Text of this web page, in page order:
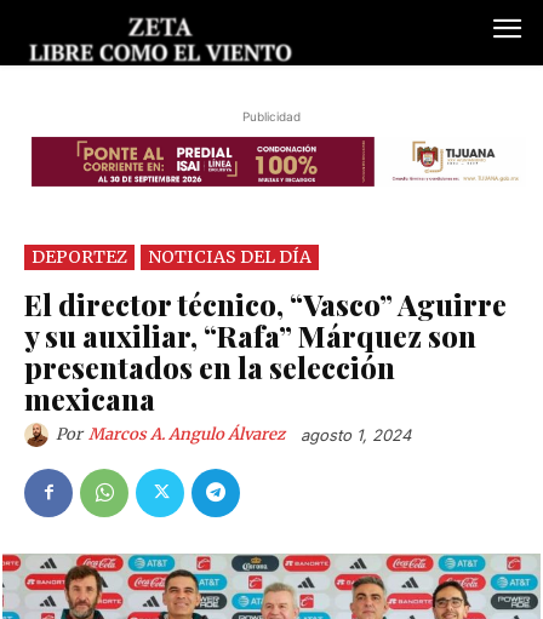
Publicidad
DEPORTEZ NOTICIAS DEL DÍA
El director técnico, “Vasco” Aguirre
y su auxiliar, “Rafa” Márquez son
presentados en la selección
mexicana
Por Marcos A. Angulo Álvarez agosto 1, 2024